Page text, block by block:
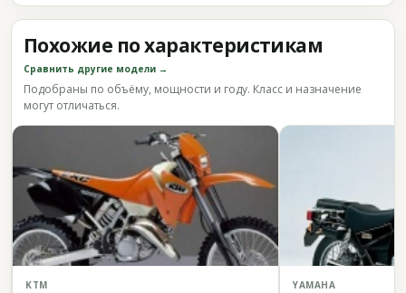
Похожие по характеристикам
Сравнить другие модели →
Подобраны по объёму, мощности и году. Класс и назначение
могут отличаться.
KTM YAMAHA